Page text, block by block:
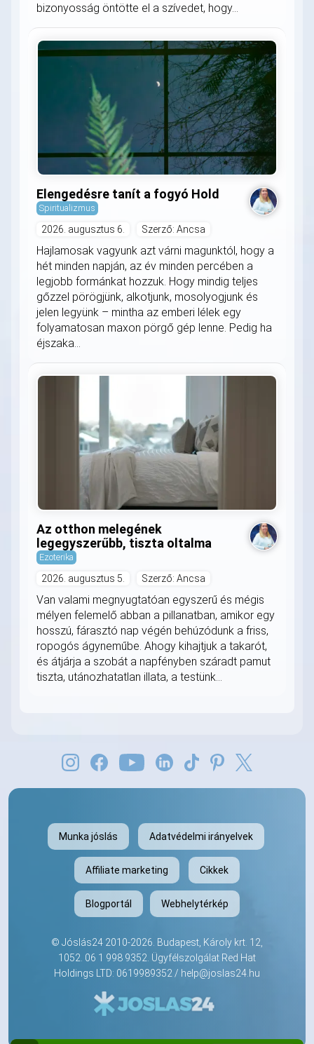
bizonyosság öntötte el a szívedet, hogy...
Elengedésre tanít a fogyó Hold
Spiritualizmus
2026. augusztus 6. Szerző: Ancsa
Hajlamosak vagyunk azt várni magunktól, hogy a
hét minden napján, az év minden percében a
legjobb formánkat hozzuk. Hogy mindig teljes
gőzzel pörögjünk, alkotjunk, mosolyogjunk és
jelen legyünk – mintha az emberi lélek egy
folyamatosan maxon pörgő gép lenne. Pedig ha
éjszaka...
Az otthon melegének
legegyszerűbb, tiszta oltalma
Ezoterika
2026. augusztus 5. Szerző: Ancsa
Van valami megnyugtatóan egyszerű és mégis
mélyen felemelő abban a pillanatban, amikor egy
hosszú, fárasztó nap végén behúzódunk a friss,
ropogós ágyneműbe. Ahogy kihajtjuk a takarót,
és átjárja a szobát a napfényben száradt pamut
tiszta, utánozhatatlan illata, a testünk...
Munka jóslás Adatvédelmi irányelvek
Affiliate marketing Cikkek
Blogportál Webhelytérkép
© Jóslás24 2010-2026. Budapest, Károly krt. 12,
1052. 06 1 998 9352. Ügyfélszolgálat Red Hat
Holdings LTD: 0619989352 / help@joslas24.hu